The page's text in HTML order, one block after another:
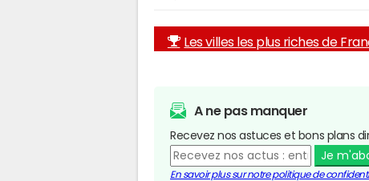
Les villes les plus riches de
A ne pas manquer
Recevez nos astuces et bons plans
Je
En savoir plus sur notre politique de